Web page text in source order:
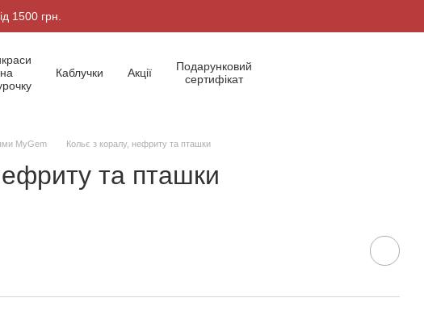
1500 грн.
на
Каблучки Акції
Подарунковий
сертифікат
MyGem Кольє з коралу, нефриту та пташки
та пташки